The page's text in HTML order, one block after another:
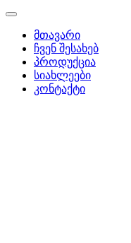
მთავარი
ჩვენ შესახებ
პროდუქცია
სიახლეები
კონტაქტი